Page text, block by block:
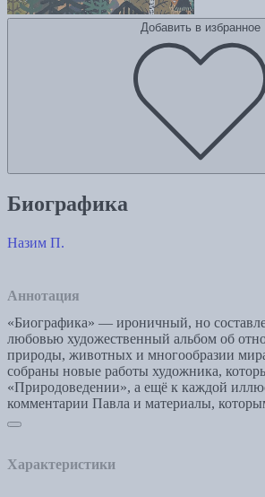
Добавить в избранное
Биографика
Назим П.
Аннотация
«Биографика» — ироничный, но
любовью художественный альбом об
природы, животных и многообразии
собраны новые работы художника,
«Природоведении», а ещё к каждой
комментарии Павла и материалы,
Характеристики